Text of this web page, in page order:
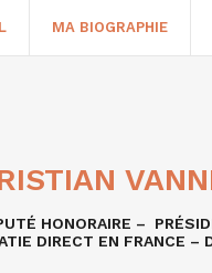
MA BIOGRAPHIE
HONORAIRE –
DIRECT EN FRANCE –